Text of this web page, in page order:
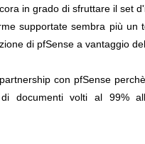
in grado di sfruttare il set
supportate sembra più un
di pfSense a vantaggio
con pfSense
volti al 99%